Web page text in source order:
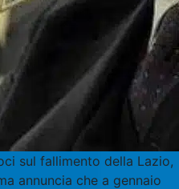
sul fallimento della Lazio,
annuncia che a gennaio